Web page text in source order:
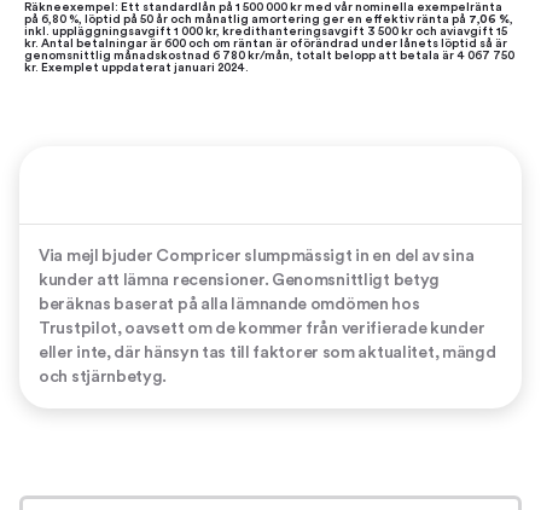
Räkneexempel: Ett standardlån på 1 500 000 kr med vår nominella exempelränta
på 6,80 %, löptid på 50 år och månatlig amortering ger en effektiv ränta på 7,06 %,
inkl. uppläggningsavgift 1 000 kr, kredithanteringsavgift 3 500 kr och aviavgift 15
kr. Antal betalningar är 600 och om räntan är oförändrad under lånets löptid så är
genomsnittlig månadskostnad 6 780 kr/mån, totalt belopp att betala är 4 067 750
kr. Exemplet uppdaterat januari 2024.
Via mejl bjuder Compricer slumpmässigt in en del av sina
kunder att lämna recensioner. Genomsnittligt betyg
beräknas baserat på alla lämnande omdömen hos
Trustpilot, oavsett om de kommer från verifierade kunder
eller inte, där hänsyn tas till faktorer som aktualitet, mängd
och stjärnbetyg.